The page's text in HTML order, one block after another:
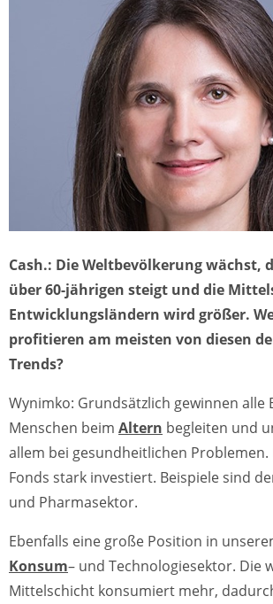
Cash.: Die Weltbevölkerung wächst,
über 60-jährigen steigt und die
Entwicklungsländern wird größer.
profitieren am meisten von diesen
Trends?
Wynimko: Grundsätzlich gewinnen alle
Menschen beim Altern begleiten und
allem bei gesundheitlichen
Fonds stark investiert. Beispiele sind
und Pharmasektor.
Ebenfalls eine große Position in
Konsum– und Technologiesektor. Die
Mittelschicht konsumiert mehr,